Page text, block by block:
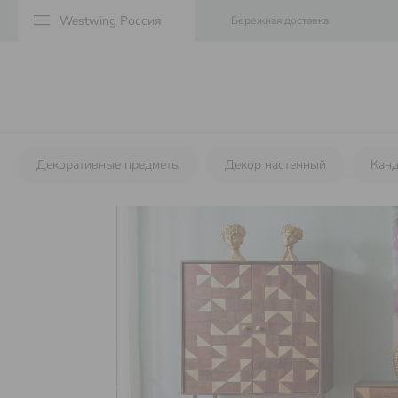
menu Бережная доставка
Декоративные предметы Декор настенный